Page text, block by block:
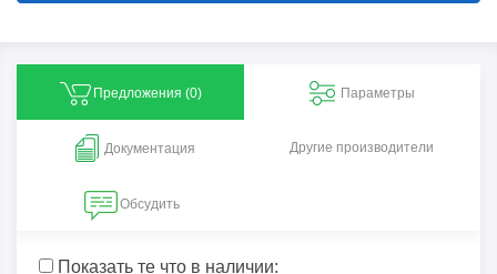
Предложения (0) Параметры
Документация Другие производители
Обсудить
Показать те что в наличии: